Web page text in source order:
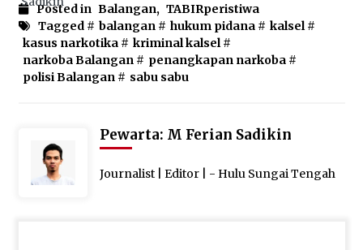
Posted in Balangan, TABIRperistiwa
Tagged # balangan # hukum pidana# kalsel#
kasus narkotika# kriminal kalsel#
narkoba Balangan # penangkapan narkoba#
polisi Balangan # sabu sabu
Pewarta: M Ferian Sadikin
Journalist | Editor | - Hulu Sungai Tengah